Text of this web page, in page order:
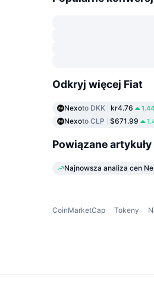
Odkryj więcej Fiat
Nexoto DKK kr4.76
Nexoto CLP $671.99
Powiązane artykuły
Najnowsza analiza cen
CoinMarketCap Tokeny